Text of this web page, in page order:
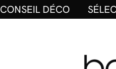
CONSEIL DÉCO